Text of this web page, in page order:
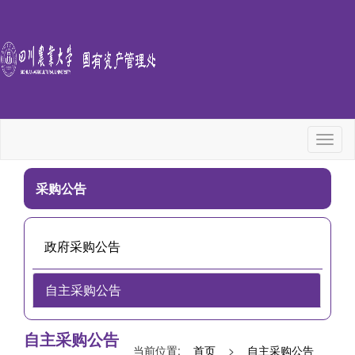
采购公告
政府采购公告
自主采购公告
自主采购公告 当前位置: 首页 > 自主采购公告